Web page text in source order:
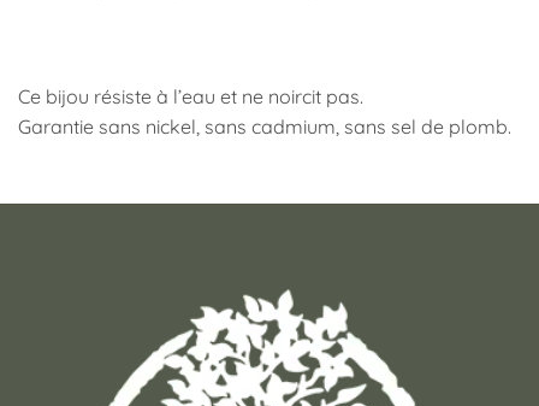
Ce bijou résiste à l’eau et ne noircit pas.
Garantie sans nickel, sans cadmium, sans sel de plomb.